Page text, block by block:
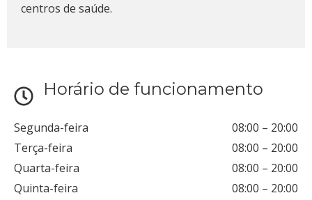
Horário de funcionamento
Segunda-feira 08:00 – 20:00
Terça-feira
08:00 – 20:00
Quarta-feira
08:00 – 20:00
Quinta-feira
08:00 – 20:00
centros de saúde.